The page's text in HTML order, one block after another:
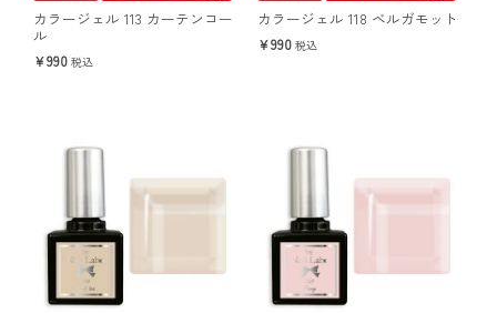
カラージェル 113 カーテンコー
ル
990 税込
カラージェル 118 ベルガモット
990 税込